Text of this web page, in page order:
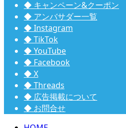
◆ キャンペーン&クーポン
◆ アンバサダー一覧
◆ Instagram
◆ TikTok
◆ YouTube
◆ Facebook
◆ X
◆ Threads
◆ 広告掲載について
◆ お問合せ